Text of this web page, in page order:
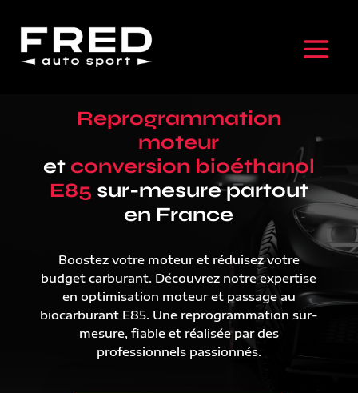
Reprogrammation
moteur
et conversion bioéthanol
E85 sur-mesure partout
en France
Boostez votre moteur et réduisez votre
budget carburant. Découvrez notre expertise
en optimisation moteur et passage au
biocarburant E85. Une reprogrammation sur-
mesure, fiable et réalisée par des
professionnels passionnés.